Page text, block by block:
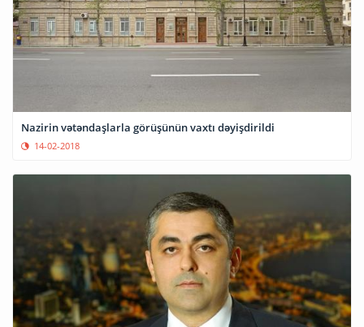
Nazirin vətəndaşlarla görüşünün vaxtı dəyişdirildi
14-02-2018